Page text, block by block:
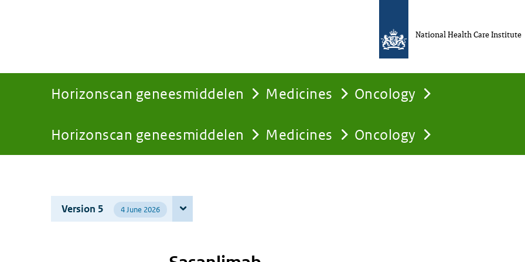
Horizonscan geneesmiddelen Medicines Oncology
You
here:
Horizonscan geneesmiddelen Medicines Oncology
National Health Care Institute
Version 5 4 June 2026